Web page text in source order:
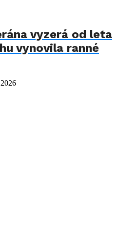
vyzerá od leta
vynovila ranné